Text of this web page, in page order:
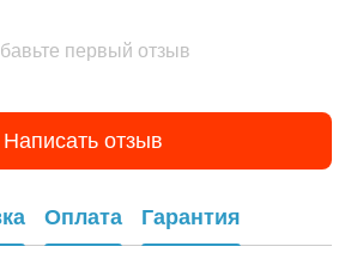
первый отзыв
Написать отзыв
Оплата Гарантия